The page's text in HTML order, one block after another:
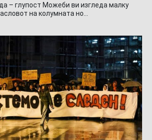
– глупост Можеби ви изгледа малку
на колумната но…